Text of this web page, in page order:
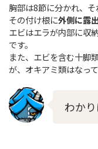
胸部は8節に分かれ、そ
その付け根に外側に露
エビはエラが内部に収
です。
また、エビを含む十脚
が、オキアミ類はなって
わか